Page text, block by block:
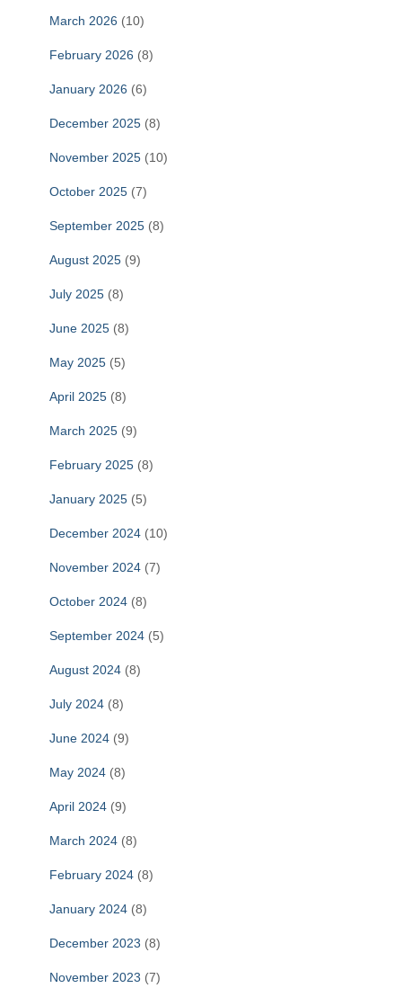
March 2026 (10)
February 2026 (8)
January 2026 (6)
December 2025 (8)
November 2025 (10)
October 2025 (7)
September 2025 (8)
August 2025 (9)
July 2025 (8)
June 2025 (8)
May 2025 (5)
April 2025 (8)
March 2025 (9)
February 2025 (8)
January 2025 (5)
December 2024 (10)
November 2024 (7)
October 2024 (8)
September 2024 (5)
August 2024 (8)
July 2024 (8)
June 2024 (9)
May 2024 (8)
April 2024 (9)
March 2024 (8)
February 2024 (8)
January 2024 (8)
December 2023 (8)
November 2023 (7)